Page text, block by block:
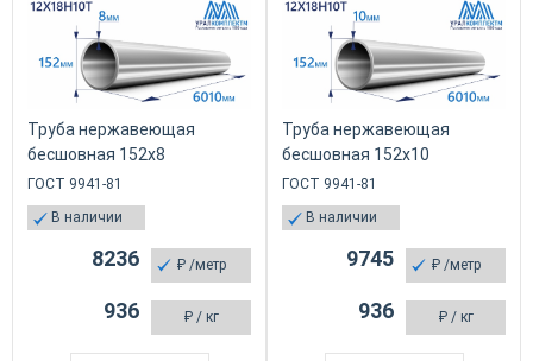
Труба нержавеющая
бесшовная 152х8
ГОСТ 9941-81
В наличии
₽/метр
8236
₽ / кг
936
Труба нержавеющая
бесшовная 152х10
ГОСТ 9941-81
В наличии
₽/метр
9745
₽ / кг
936